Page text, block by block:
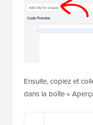
Ensuite, copiez et
dans la boîte «